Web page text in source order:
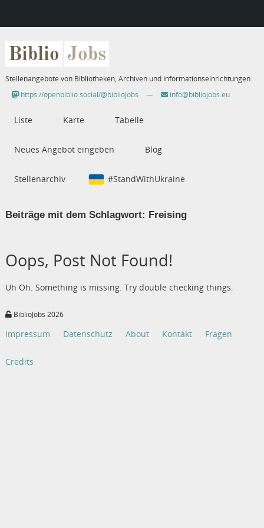
Biblio Jobs
Stellenangebote von Bibliotheken, Archiven und Informationseinrichtungen
https://openbiblio.social/@bibliojobs
— info@bibliojobs.eu
Liste Karte Tabelle
Neues Angebot eingeben Blog
Stellenarchiv #StandWithUkraine
Beiträge mit dem Schlagwort: Freising
Oops, Post Not Found!
Uh Oh. Something is missing. Try double checking things.
BiblioJobs 2026
Impressum Datenschutz About Kontakt Fragen
Credits